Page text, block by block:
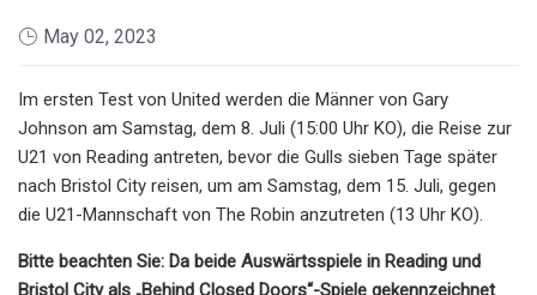
May 02, 2023
Im ersten Test von United werden die Männer von Gary
Johnson am Samstag, dem 8. Juli (15:00 Uhr KO), die Reise zur
U21 von Reading antreten, bevor die Gulls sieben Tage später
nach Bristol City reisen, um am Samstag, dem 15. Juli, gegen
die U21-Mannschaft von The Robin anzutreten (13 Uhr KO).
Bitte beachten Sie: Da beide Auswärtsspiele in Reading und
Bristol City als „Behind Closed Doors“-Spiele gekennzeichnet